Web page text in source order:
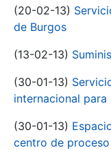
(20-02-13)
de Burgos
(13-02-13)
(30-01-13)
internacional para
(30-01-13)
centro de